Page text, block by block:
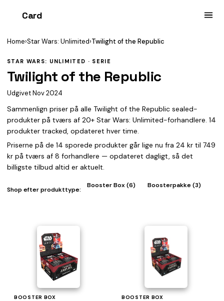
Card
Home›Star Wars: Unlimited›Twilight of the Republic
STAR WARS: UNLIMITED · SERIE
Twilight of the Republic
Udgivet Nov 2024
Sammenlign priser på alle Twilight of the Republic sealed-
produkter på tværs af 20+ Star Wars: Unlimited-forhandlere. 14
produkter tracked, opdateret hver time.
Priserne på de 14 sporede produkter går lige nu fra 24 kr til 749
kr på tværs af 8 forhandlere — opdateret dagligt, så det
billigste tilbud altid er aktuelt.
Shop efter produkttype:
Booster Box (6) Boosterpakke (3)
BOOSTER BOX BOOSTER BOX